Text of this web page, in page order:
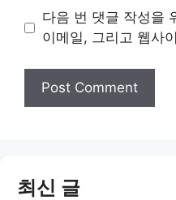
다음 번 댓글 작성을
이메일, 그리고 웹사
최신 글